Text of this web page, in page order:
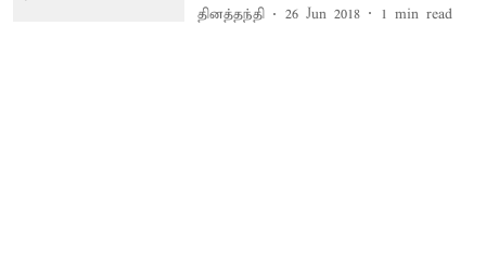
தினத்தந்தி 26 Jun 2018 1 min read